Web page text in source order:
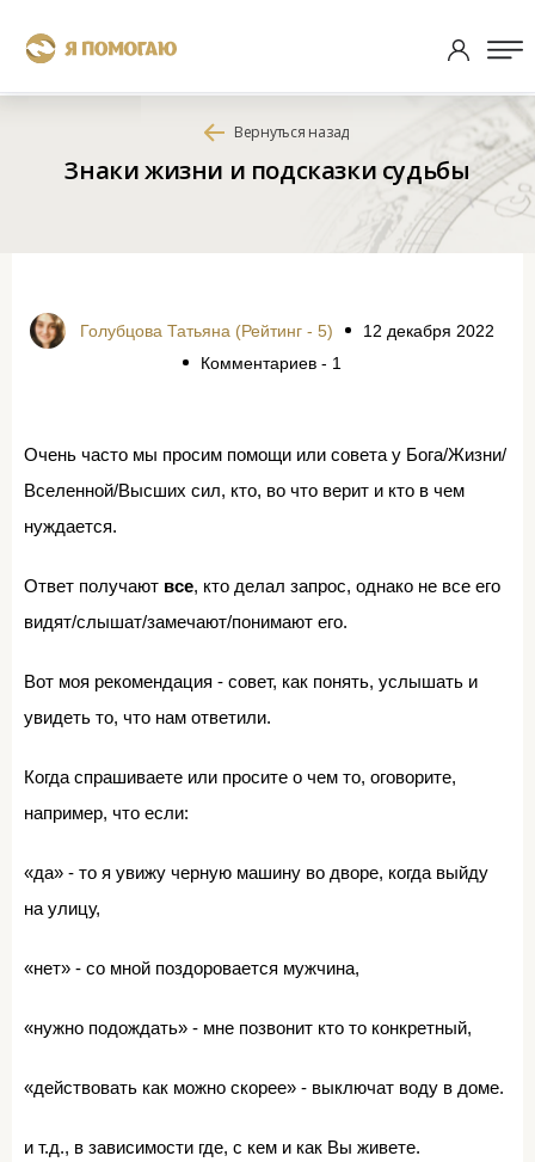
Вернуться назад
Знаки жизни и подсказки судьбы
Голубцова Татьяна (Рейтинг - 5)
12 декабря 2022
Комментариев - 1
Очень часто мы просим помощи или совета у Бога/Жизни/
Вселенной/Высших сил, кто, во что верит и кто в чем
нуждается.
Ответ получают все, кто делал запрос, однако не все его
видят/слышат/замечают/понимают его.
Вот моя рекомендация - совет, как понять, услышать и
увидеть то, что нам ответили.
Когда спрашиваете или просите о чем то, оговорите,
например, что если:
«да» - то я увижу черную машину во дворе, когда выйду
на улицу,
«нет» - со мной поздоровается мужчина,
«нужно подождать» - мне позвонит кто то конкретный,
«действовать как можно скорее» - выключат воду в доме.
и т.д., в зависимости где, с кем и как Вы живете.